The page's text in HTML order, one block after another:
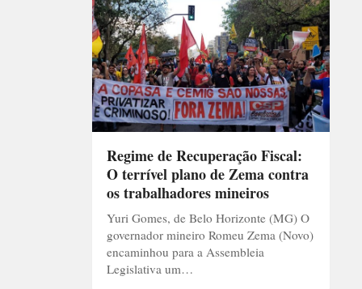
Regime de Recuperação Fiscal:
O terrível plano de Zema contra
os trabalhadores mineiros
Yuri Gomes, de Belo Horizonte (MG) O
governador mineiro Romeu Zema (Novo)
encaminhou para a Assembleia
Legislativa um…